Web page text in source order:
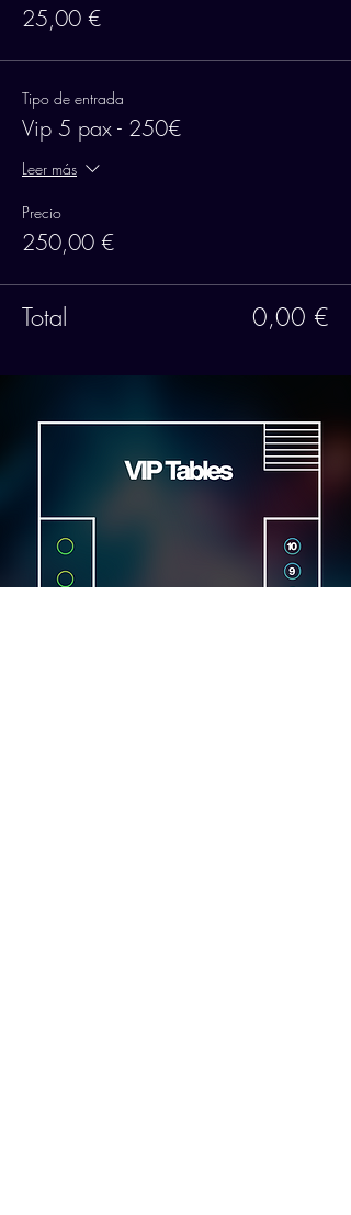
25,00 €
Tipo de entrada
Vip 5 pax - 250€
Leer más
Precio
250,00 €
Total 0,00 €